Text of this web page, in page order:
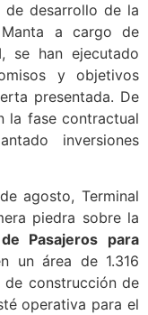
de desarrollo de la
a cargo de
se han ejecutado
y objetivos
presentada. De
la fase contractual
inversiones
agosto, Terminal
piedra sobre la
Pasajeros para
un área de 1.316
construcción de
operativa para el